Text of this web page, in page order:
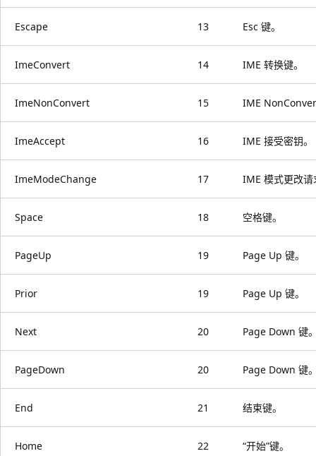
Escape 13 Esc 键。
ImeConvert 14 IME 转换键。
ImeNonConvert 15 IME
ImeAccept 16 IME 接受密钥。
ImeModeChange 17 IME 模式更改请
Space 18 空格键。
PageUp 19 Page Up 键。
Prior 19 Page Up 键。
Next 20 Page Down 键
PageDown 20 Page Down 键
End 21 结束键。
Home 22 “开始”键。